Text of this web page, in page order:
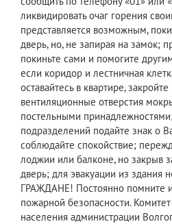
ликвидировать очаг горения
представляется возможным,
дверь, но, не запирая на замок;
покиньте сами и помогите
если коридор и лестничная
оставайтесь в квартире,
вентиляционные отверстия
постельными
подразделений подайте знак о
соблюдайте спокойствие;
лоджии или балконе, но закрыв
дверь; для эвакуации из здания
ГРАЖДАНЕ! Постоянно помните
пожарной безопасности.
населения администрации